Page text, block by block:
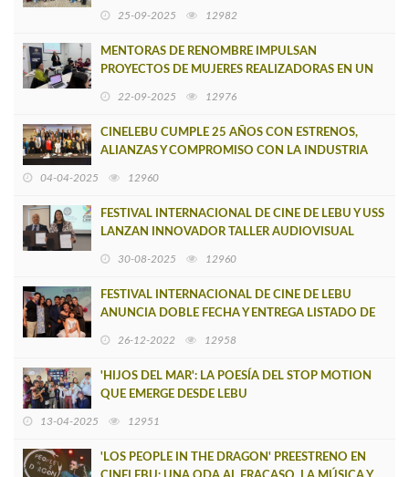
25-09-2025 12982
MENTORAS DE RENOMBRE IMPULSAN
PROYECTOS DE MUJERES REALIZADORAS EN UN
22-09-2025 12976
CINELEBU CUMPLE 25 AÑOS CON ESTRENOS,
ALIANZAS Y COMPROMISO CON LA INDUSTRIA
04-04-2025 12960
FESTIVAL INTERNACIONAL DE CINE DE LEBU Y USS
LANZAN INNOVADOR TALLER AUDIOVISUAL
30-08-2025 12960
FESTIVAL INTERNACIONAL DE CINE DE LEBU
ANUNCIA DOBLE FECHA Y ENTREGA LISTADO DE
26-12-2022 12958
'HIJOS DEL MAR': LA POESÍA DEL STOP MOTION
QUE EMERGE DESDE LEBU
13-04-2025 12951
'LOS PEOPLE IN THE DRAGON' PREESTRENO EN